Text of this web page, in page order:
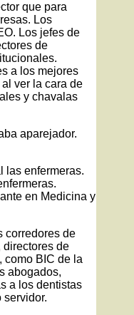
que para
Los
Los jefes de
de
a los mejores
ver la cara de
y chavalas
aparejador.
las enfermeras.
en Medicina y
corredores de
de
como BIC de la
abogados,
a los dentistas
servidor.